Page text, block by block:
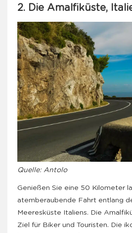
2. Die Amalfiküste,
Quelle: Antolo
Genießen Sie eine 50 Kilometer
atemberaubende Fahrt entlang
Meeresküste Italiens. Die
Ziel für Biker und Touristen. Die